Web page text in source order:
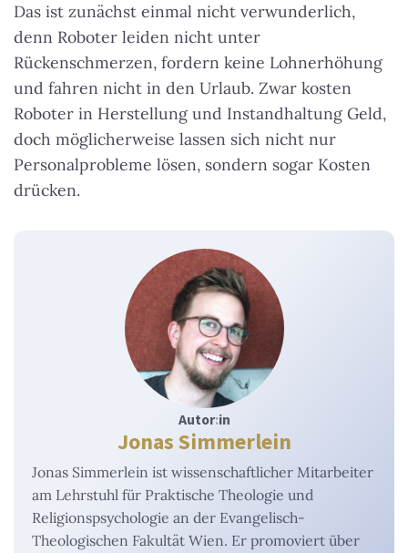
Das ist zunächst einmal nicht verwunderlich,
denn Roboter leiden nicht unter
Rückenschmerzen, fordern keine Lohnerhöhung
und fahren nicht in den Urlaub. Zwar kosten
Roboter in Herstellung und Instandhaltung Geld,
doch möglicherweise lassen sich nicht nur
Personalprobleme lösen, sondern sogar Kosten
drücken.
Autor:in
Jonas Simmerlein
Jonas Simmerlein ist wissenschaftlicher Mitarbeiter
am Lehrstuhl für Praktische Theologie und
Religionspsychologie an der Evangelisch-
Theologischen Fakultät Wien. Er promoviert über